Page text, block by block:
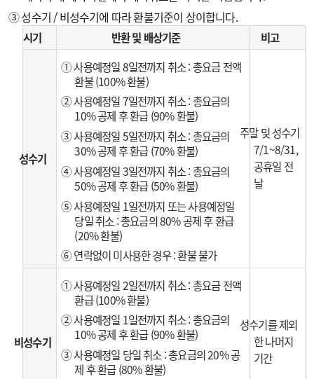
③ 성수기 / 비성수기에 따라 환불기준이 상이합니다.
시기 반환 및 배상기준 비고
성수기
① 사용예정일 8일전까지 취소 : 총요금 전액
환불 (100% 환불)
② 사용예정일 7일전까지 취소 : 총요금의
10% 공제 후 환급 (90% 환불)
③ 사용예정일 5일전까지 취소 : 총요금의
30% 공제 후 환급 (70% 환불)
④ 사용예정일 3일전까지 취소 : 총요금의
50% 공제 후 환급 (50% 환불)
⑤ 사용예정일 1일전까지 또는 사용예정일
당일 취소 : 총요금의 80% 공제 후 환급
(20% 환불)
⑥ 연락없이 미사용한 경우 : 환불 불가
주말 및 성수기
7/1~8/31,
공휴일 전
날
비성수기
① 사용예정일 2일전까지 취소 : 총요금 전액
환급 (100% 환불)
② 사용예정일 1일전까지 취소 : 총요금의
10% 공제 후 환급 (90% 환불)
③ 사용예정일 당일 취소 : 총요금의 20% 공
제 후 환급 (80% 환불)
성수기를 제외
한 나머지
기간